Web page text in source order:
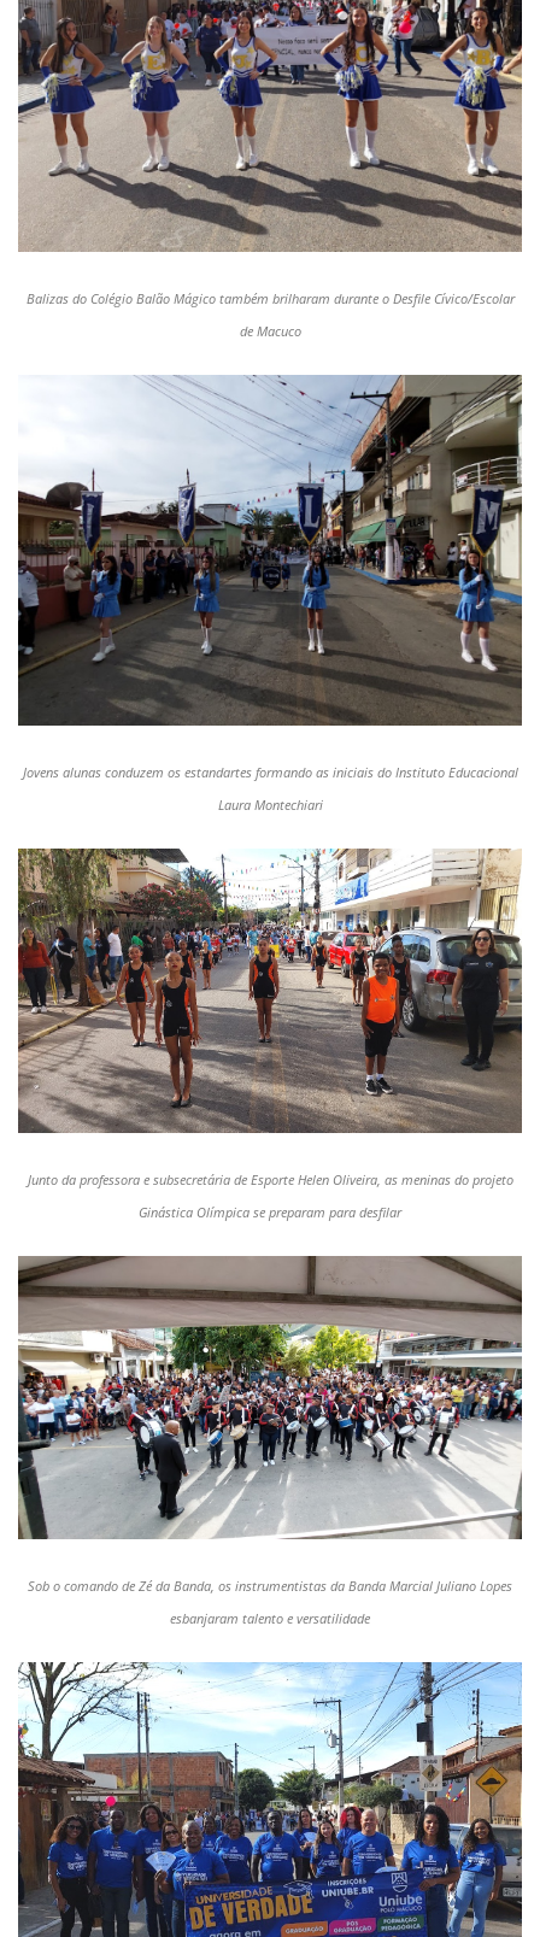
Balizas do Colégio Balão Mágico também brilharam durante o Desfile Cívico/Escolar
de Macuco
Jovens alunas conduzem os estandartes formando as iniciais do Instituto Educacional
Laura Montechiari
Junto da professora e subsecretária de Esporte Helen Oliveira, as meninas do projeto
Ginástica Olímpica se preparam para desfilar
Sob o comando de Zé da Banda, os instrumentistas da Banda Marcial Juliano Lopes
esbanjaram talento e versatilidade